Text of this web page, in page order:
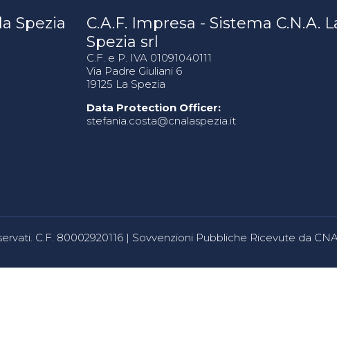
Spezia
C.A.F. Impresa - Sistema C.N.A.
Spezia srl
C.F. e P. IVA 01091040111
Via Padre Giuliani 6
19125 La Spezia
Data Protection Officer:
stefania.costa@cnalaspezia.it
C.F. 80002920116 | Sovvenzioni Pubbliche Ricevute da